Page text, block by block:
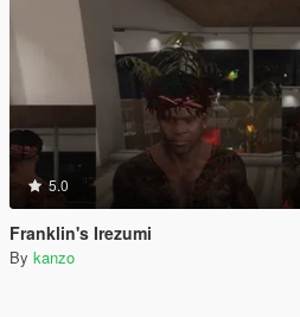
5.0
Franklin's Irezumi
By kanzo